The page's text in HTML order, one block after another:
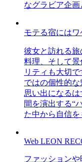
なグラビア企画
モテる宿にはワ
彼女と訪れる
料理、そして
リティも大切
ではの個性的
思い出になる
間を演出する“
た中から自信を
Web LEON
ファッション